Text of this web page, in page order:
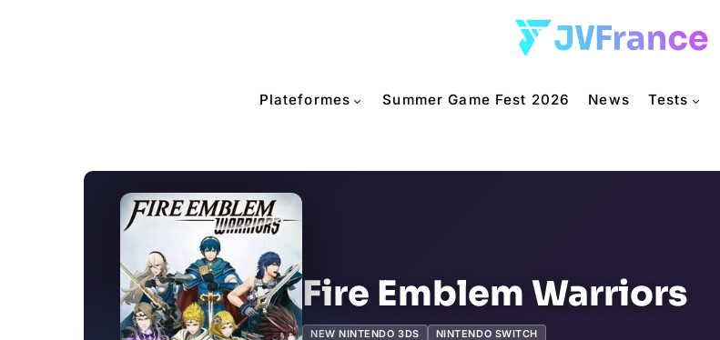
Plateformes Summer Game Fest 2026 News Tests
Fire Emblem Warriors
NEW NINTENDO 3DS NINTENDO SWITCH